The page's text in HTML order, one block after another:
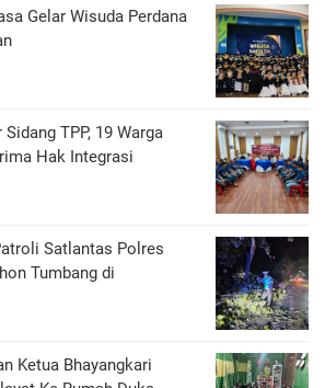
Gelar Wisuda Perdana
TPP, 19 Warga
Hak Integrasi
Satlantas Polres
Tumbang di
Ketua Bhayangkari